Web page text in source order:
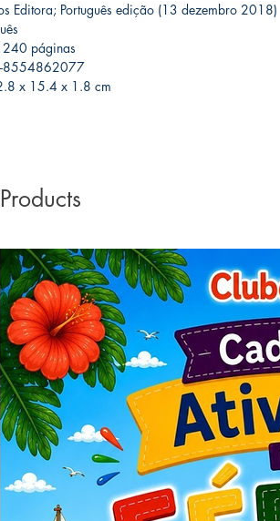
nVersos Editora; Português edição (13 dezembro 2018)
comum ‏ : ‎ 240 páginas
: ‎ 978-8554862077
: ‎ 22.8 x 15.4 x 1.8 cm